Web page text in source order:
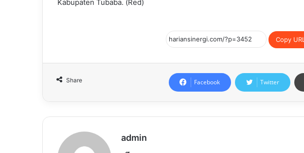
Kabupaten Tubaba. (Red)
Copy URL
Share Facebook Twitter
admin